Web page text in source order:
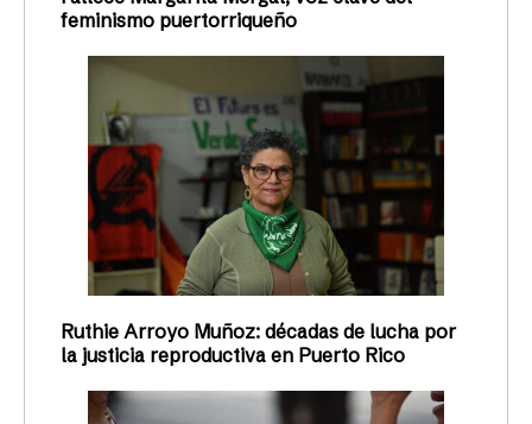
feminismo puertorriqueño
Ruthie Arroyo Muñoz: décadas de lucha por
la justicia reproductiva en Puerto Rico